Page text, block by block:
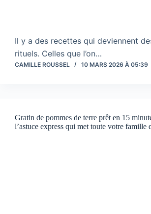
Il y a des recettes qui deviennent
rituels. Celles que l’on…
CAMILLE ROUSSEL 10 MARS 2026 À 05:39
Gratin de pommes de terre prêt en 15
l’astuce express qui met toute votre famille